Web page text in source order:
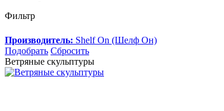
Фильтр
Производитель: Shelf On (Шелф Он)
Подобрать Сбросить
Ветряные скульптуры